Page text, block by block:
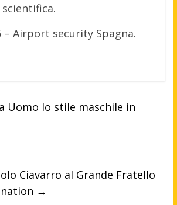
– Airport security Spagna.
Uomo lo stile maschile in
Ciavarro al Grande Fratello
→